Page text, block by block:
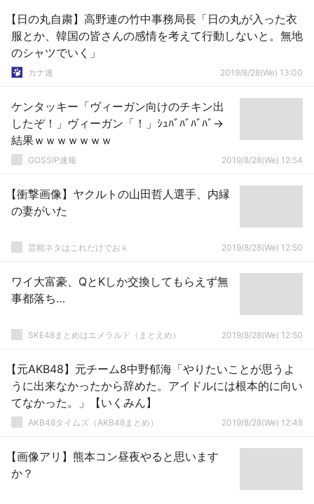
【日の丸自粛】高野連の竹中事務局長「日の丸が入った衣
服とか、韓国の皆さんの感情を考えて行動しないと。無地
のシャツでいく」
カナ速 2019/8/28(We) 13:00
ケンタッキー「ヴィーガン向けのチキン出
したぞ！」ヴィーガン「！」ｼｭﾊﾞﾊﾞﾊﾞﾊﾞ→
結果ｗｗｗｗｗｗｗ
GOSSIP速報 2019/8/28(We) 12:54
【衝撃画像】ヤクルトの山田哲人選手、内縁
の妻がいた
芸能ネタはこれだけでおｋ 2019/8/28(We) 12:50
ワイ大富豪、QとKしか交換してもらえず無
事都落ち…
SKE48まとめはエメラルド（まとえめ） 2019/8/28(We) 12:50
【元AKB48】元チーム8中野郁海「やりたいことが思うよ
うに出来なかったから辞めた。アイドルには根本的に向い
てなかった。」【いくみん】
AKB48タイムズ（AKB48まとめ） 2019/8/28(We) 12:48
【画像アリ】熊本コン昼夜やると思います
か？